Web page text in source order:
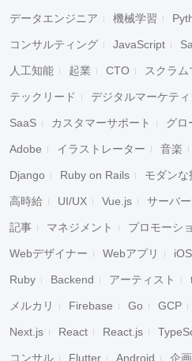
データエンジニア 機械学習
コンサルティング JavaScript
人工知能 起業 CTO スクラム
テックリード デジタルマーケテ
SaaS カスタマーサポート グロ
Adobe イラストレーター 音楽
Django Ruby on Rails モダンな
高時給 UI/UX Vue.js サーバ
記事 マネジメント プロモーシ
Webデザイナー Webアプリ iOS
Ruby Backend アーティスト
メルカリ Firebase Go GCP
Next.js React React.js
コンサル Flutter Android 企画